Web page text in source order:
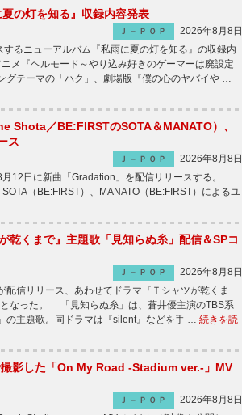
の灯を知る』収録内容発表
Ｊ－ＰＯＰ
2026年8月8日
るニューアルバム『私雨に夏の灯を知る』の収録内
メ『ヘルモード～やり込み好きのゲーマーは廃設定
グテーマの「ハク」、劇場版『僕の心のヤバイや …
Shota／BE:FIRSTのSOTA＆MANATO）、
ス
Ｊ－ＰＯＰ
2026年8月8日
12日に新曲「Gradation」を配信リリースする。
（BE:FIRST）、MANATO（BE:FIRST）によるユ
乾くまで』主題歌「見知らぬ糸」配信＆SPコ
Ｊ－ＰＯＰ
2026年8月8日
信リリース、あわせてドラマ『Ｔシャツが乾くま
なった。 「見知らぬ糸」は、蒼井優主演のTBS系
の主題歌。同ドラマは『silent』などを手 … 続きを読
影した「On My Road -Stadium ver.-」MV
Ｊ－ＰＯＰ
2026年8月8日